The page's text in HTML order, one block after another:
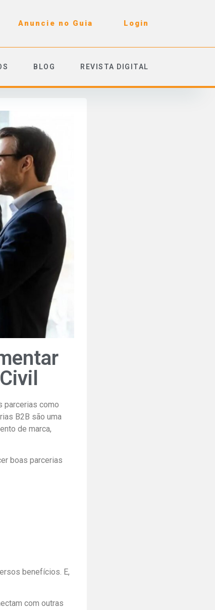
Anuncie no Guia Login
BLOG REVISTA DIGITAL
parcerias como
B2B são uma
de marca,
boas parcerias
benefícios. E,
com outras